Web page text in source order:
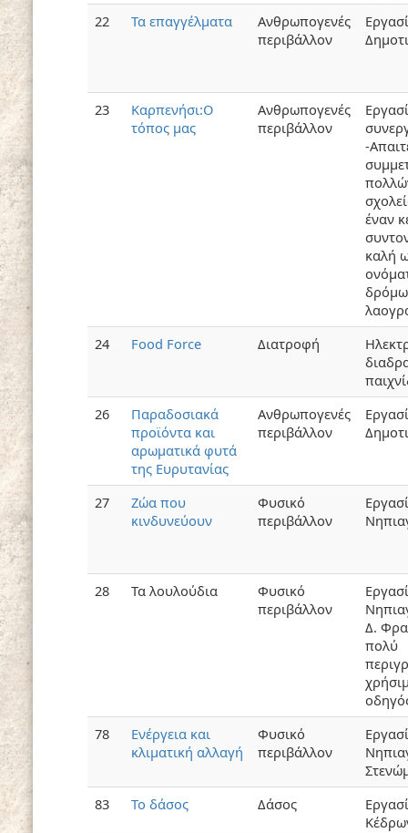
22
Τα επαγγέλματα
Ανθρωπογενές
περιβάλλον
23
Καρπενήσι:Ο
τόπος μας
Ανθρωπογενές
περιβάλλον
-
έναν
καλή
24
Food Force Διατροφή
26
Παραδοσιακά
προϊόντα και
αρωματικά φυτά
της Ευρυτανίας
Ανθρωπογενές
περιβάλλον
27
Ζώα που
κινδυνεύουν
Φυσικό
περιβάλλον
28 Τα λουλούδια
Φυσικό
περιβάλλον
Δ.
πολύ
78
Ενέργεια και
κλιματική αλλαγή
Φυσικό
περιβάλλον
83
Το δάσος Δάσος